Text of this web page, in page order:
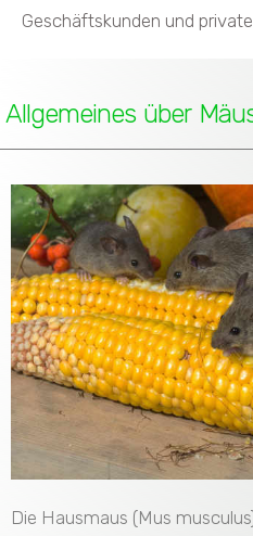
Geschäftskunden und
Allgemeines über
Die Hausmaus (Mus